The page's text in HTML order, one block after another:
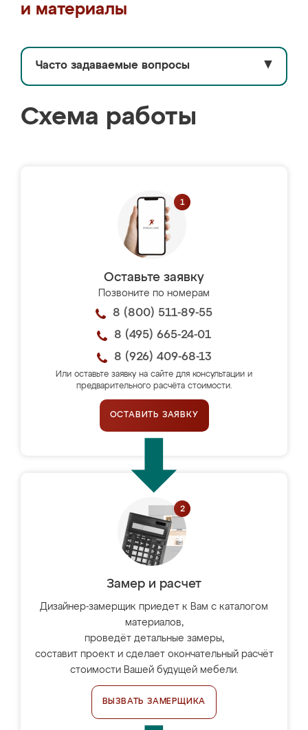
и материалы
Часто задаваемые вопросы ▼
Схема работы
Оставьте заявку
Позвоните по номерам
8 (800) 511-89-55
8 (495) 665-24-01
8 (926) 409-68-13
Или оставьте заявку на сайте для консультации и
предварительного расчёта стоимости.
ОСТАВИТЬ ЗАЯВКУ
Замер и расчет
Дизайнер-замерщик приедет к Вам с каталогом
материалов,
проведёт детальные замеры,
составит проект и сделает окончательный расчёт
стоимости Вашей будущей мебели.
ВЫЗВАТЬ ЗАМЕРЩИКА